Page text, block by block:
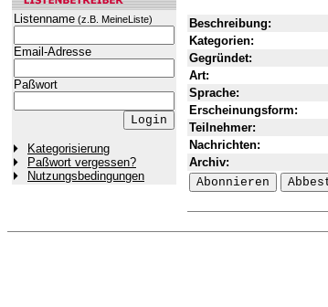
Listenname (z.B. MeineListe)
Email-Adresse
Paßwort
Kategorisierung
Paßwort vergessen?
Nutzungsbedingungen
Beschreibung:
Kategorien:
Gegründet:
Art:
Sprache:
Erscheinungsform:
Teilnehmer:
Nachrichten:
Archiv: